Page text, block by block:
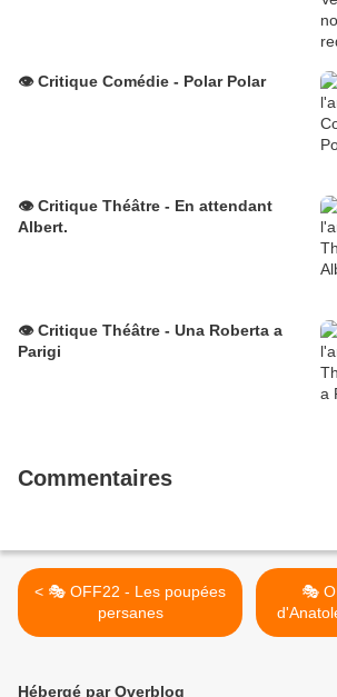
👁️ Critique Comédie - Polar Polar
👁️ Critique Théâtre - En attendant
Albert.
👁️ Critique Théâtre - Una Roberta a
Parigi
Commentaires
< 🎭 OFF22 - Les poupées
persanes
🎭
Hébergé par Overblog